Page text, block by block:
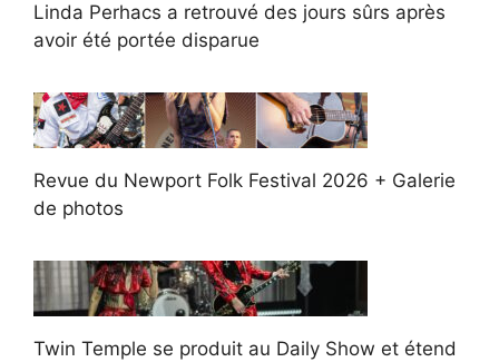
Linda Perhacs a retrouvé des jours sûrs après
avoir été portée disparue
Revue du Newport Folk Festival 2026 + Galerie
de photos
Twin Temple se produit au Daily Show et étend